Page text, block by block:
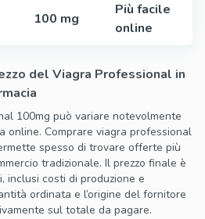
100 mg
Più facile
online
del Viagra Professional in
100mg può variare notevolmente
online. Comprare viagra professional
spesso di trovare offerte più
tradizionale. Il prezzo finale è
inclusi costi di produzione e
ordinata e l’origine del fornitore
sul totale da pagare.